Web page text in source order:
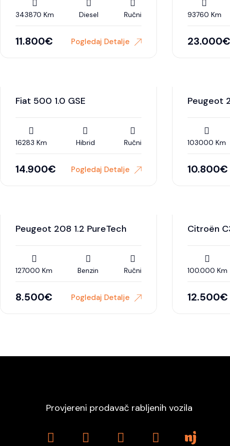
343870 Km Diesel Ručni
11.800€ Pogledaj Detalje
93760 Km
23.000€
Fiat 500 1.0 GSE
16283 Km Hibrid Ručni
14.900€ Pogledaj Detalje
Peugeot
103000 Km
10.800€
Peugeot 208 1.2 PureTech
127000 Km Benzin Ručni
8.500€ Pogledaj Detalje
Citroën
100.000 Km
12.500€
Provjereni prodavač rabljenih vozila